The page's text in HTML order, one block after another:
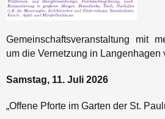
Gemeinschaftsveranstaltung mit
um die Vernetzung in Langenhagen
Samstag, 11. Juli 2026
„Offene Pforte im Garten der St.